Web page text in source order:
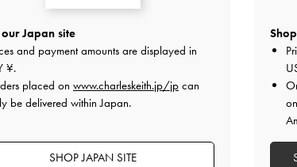
Japan site
and payment amounts are displayed in
¥.
placed on www.charleskeith.jp/jp can
be delivered within Japan.
SHOP JAPAN SITE